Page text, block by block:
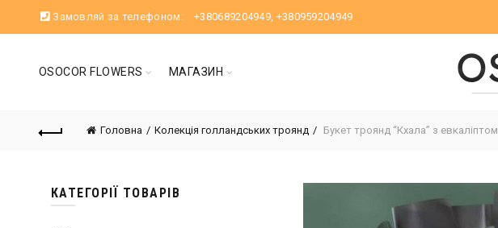
Замовляй за телефоном: +380689204949, +380959204949
OSOCOR FLOWERS МАГАЗИН
Головна Колекція голландських троянд Букет троянд “Кхала” з евкаліптом
КАТЕГОРІЇ ТОВАРІВ